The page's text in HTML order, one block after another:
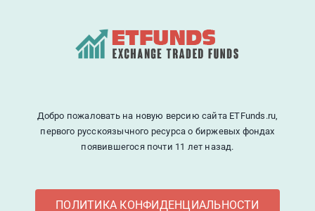
Добро пожаловать на новую версию сайта ETFunds.ru,
первого русскоязычного ресурса о биржевых фондах
появившегося почти 11 лет назад.
ПОЛИТИКА КОНФИДЕНЦИАЛЬНОСТИ